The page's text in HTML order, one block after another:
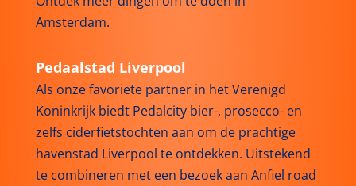
Amsterdam.
Pedaalstad Liverpool
Als onze favoriete partner in het Verenigd
Koninkrijk biedt Pedalcity bier-, prosecco- en
zelfs ciderfietstochten aan om de prachtige
havenstad Liverpool te ontdekken. Uitstekend
te combineren met een bezoek aan Anfiel road